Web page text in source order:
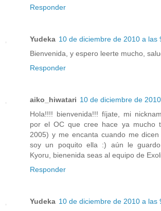
Responder
Yudeka 10 de diciembre de 2010 a las
Bienvenida, y espero leerte mucho,
Responder
aiko_hiwatari 10 de diciembre de
Hola!!!! bienvenida!!! fíjate, mi
por el OC que cree hace ya mucho
2005) y me encanta cuando me
soy un poquito ella :) aún le
Kyoru, bienenida seas al equipo de
Responder
Yudeka 10 de diciembre de 2010 a las